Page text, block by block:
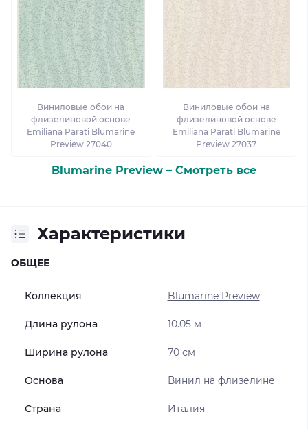
Виниловые обои на
флизелиновой основе
Emiliana Parati Blumarine
Preview 27040
Виниловые обои на
флизелиновой основе
Emiliana Parati Blumarine
Preview 27037
Blumarine Preview – Смотреть все
Характеристики
ОБЩЕЕ
Коллекция Blumarine Preview
Длина рулона 10.05 м
Ширина рулона 70 см
Основа Винил на флизелине
Страна Италия